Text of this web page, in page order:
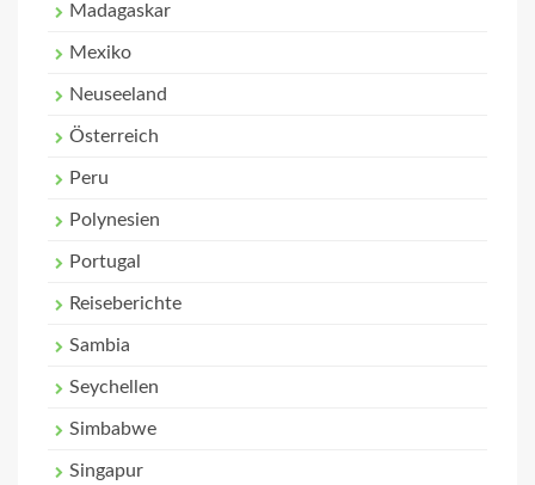
Madagaskar
Mexiko
Neuseeland
Österreich
Peru
Polynesien
Portugal
Reiseberichte
Sambia
Seychellen
Simbabwe
Singapur